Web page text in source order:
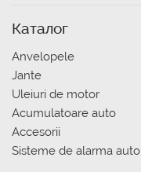
Каталог
Anvelopele
Jante
Uleiuri de motor
Acumulatoare auto
Accesorii
Sisteme de alarma auto